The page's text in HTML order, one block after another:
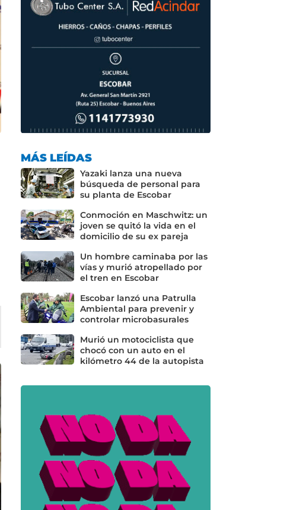
MÁS LEÍDAS
Yazaki lanza una nueva
búsqueda de personal para
su planta de Escobar
Conmoción en Maschwitz: un
joven se quitó la vida en el
domicilio de su ex pareja
Un hombre caminaba por las
vías y murió atropellado por
el tren en Escobar
Escobar lanzó una Patrulla
Ambiental para prevenir y
controlar microbasurales
Murió un motociclista que
chocó con un auto en el
kilómetro 44 de la autopista